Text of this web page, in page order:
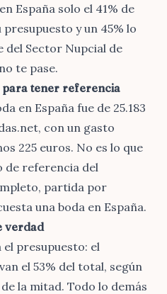
España solo el 41% de
y un 45% lo
del Sector Nupcial de
te pase.
para tener referencia
en España fue de 25.183
, con un gasto
225 euros. No es lo que
de referencia del
partida por
una boda en España.
verdad
presupuesto: el
el 53% del total, según
la mitad. Todo lo demás